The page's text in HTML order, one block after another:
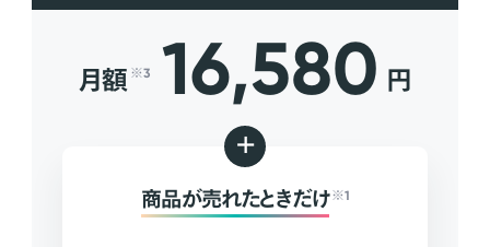
月額 ※3 16,580 円
+
商品が売れたときだけ ※1